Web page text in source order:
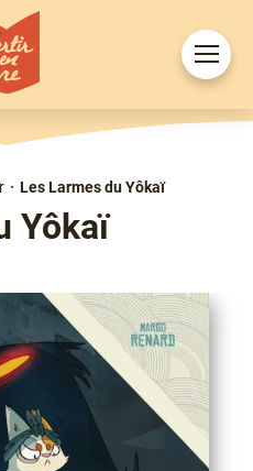
Ouvrir
le
Les Larmes du Yôkaï
Yôkaï